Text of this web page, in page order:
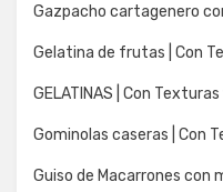
Gazpacho cartagenero
Gelatina de frutas | Con
GELATINAS | Con
Gominolas caseras | Con
Guiso de Macarrones con